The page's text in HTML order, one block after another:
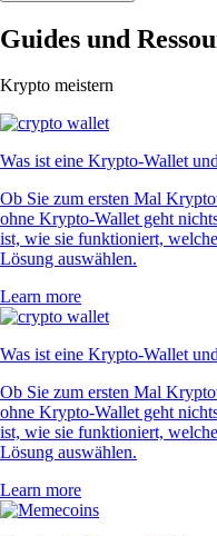
Guides und
Krypto meistern
Was ist eine Krypto-Wallet
Ob Sie zum ersten Mal
ohne Krypto-Wallet geht
ist, wie sie funktioniert,
Lösung auswählen.
Learn more
Was ist eine Krypto-Wallet
Ob Sie zum ersten Mal
ohne Krypto-Wallet geht
ist, wie sie funktioniert,
Lösung auswählen.
Learn more